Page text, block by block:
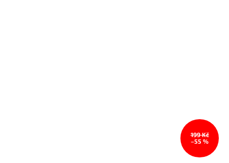
199 Kč
–55 %